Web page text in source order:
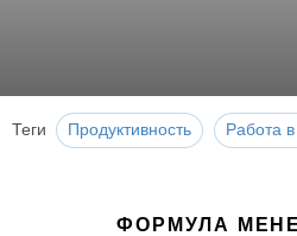
Теги Продуктивность Работа
ФОРМУЛА